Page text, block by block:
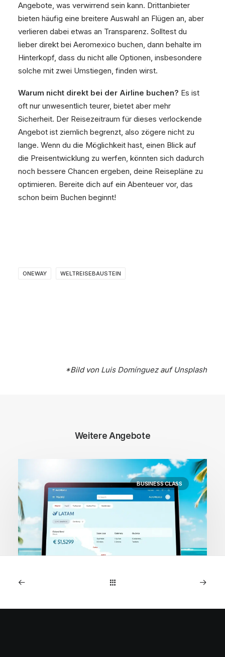
Angebote, was verwirrend sein kann. Drittanbieter
bieten häufig eine breitere Auswahl an Flügen an, aber
verlieren dabei etwas an Transparenz. Solltest du
lieber direkt bei Aeromexico buchen, dann behalte im
Hinterkopf, dass du nicht alle Optionen, insbesondere
solche mit zwei Umstiegen, finden wirst.
Warum nicht direkt bei der Airline buchen? Es ist
oft nur unwesentlich teurer, bietet aber mehr
Sicherheit. Der Reisezeitraum für dieses verlockende
Angebot ist ziemlich begrenzt, also zögere nicht zu
lange. Wenn du die Möglichkeit hast, einen Blick auf
die Preisentwicklung zu werfen, könnten sich dadurch
noch bessere Chancen ergeben, deine Reisepläne zu
optimieren. Bereite dich auf ein Abenteuer vor, das
schon beim Buchen beginnt!
ONEWAY WELTREISEBAUSTEIN
*Bild von Luis Domínguezauf Unsplash
Weitere Angebote
BUSINESS CLASS
1. Mai 2026